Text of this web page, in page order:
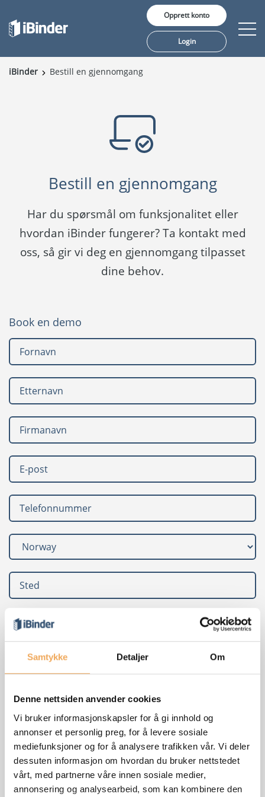
Samtykke Detaljer Om
Denne nettsiden anvender cookies
Vi bruker informasjonskapsler for å gi innhold og
annonser et personlig preg, for å levere sosiale
mediefunksjoner og for å analysere trafikken vår. Vi deler
dessuten informasjon om hvordan du bruker nettstedet
vårt, med partnerne våre innen sosiale medier,
annonsering og analysearbeid, som kan kombinere den
Om oss
Svenska
Polski
Slovenčina
Spansk
Opprett konto
Login
iBinder Bestill en gjennomgang
Bestill en gjennomgang
Har du spørsmål om funksjonalitet eller
hvordan iBinder fungerer? Ta kontakt med
oss, så gir vi deg en gjennomgang tilpasset
dine behov.
Book en demo